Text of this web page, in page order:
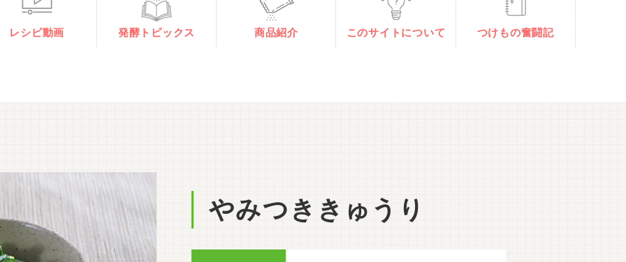
レシピ動画 発酵トピックス 商品紹介 このサイトについて つけもの奮闘記
やみつききゅうり